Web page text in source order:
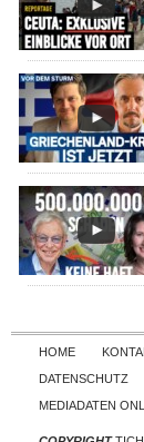
HOME
DATENSCHUTZ
MEDIADATEN